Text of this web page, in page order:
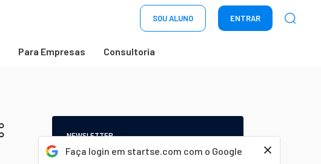
SOU ALUNO ENTRAR
Para Empresas Consultoria
Faça login em startse.com com o Google
NEWSLETTER
Start Seu dia: